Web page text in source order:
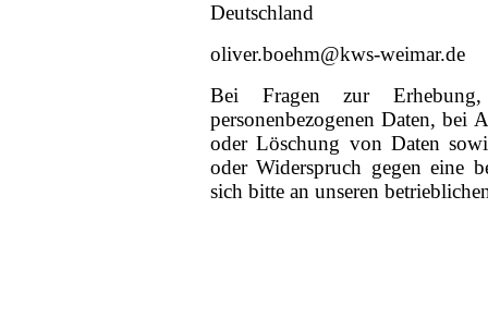
Deutschland
oliver.boehm@kws-weimar.de
Bei Fragen zur
personenbezogenen Daten, bei
oder Löschung von Daten
oder Widerspruch gegen eine
sich bitte an unseren